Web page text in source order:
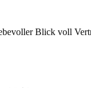
Blick voll